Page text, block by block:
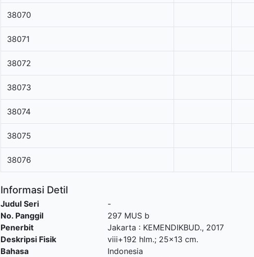
38070
38071
38072
38073
38074
38075
38076
Informasi Detil
Judul Seri
-
No. Panggil
297 MUS b
Penerbit
Jakarta : KEMENDIKBUD., 2017
Deskripsi Fisik
viii+192 hlm.; 25x13 cm.
Bahasa
Indonesia